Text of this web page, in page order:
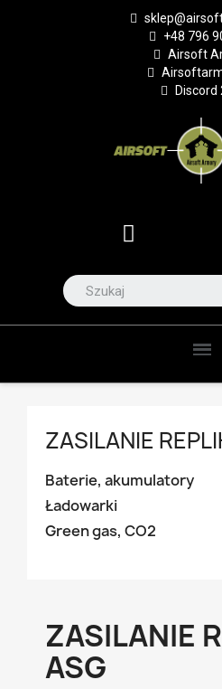
+48 796
Airsoft
Discord
ZASILANIE
Baterie, akumulatory
Ładowarki
Green gas, CO2
ZASILANIE
ASG